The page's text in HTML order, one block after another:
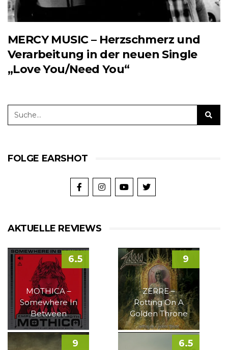
MERCY MUSIC – Herzschmerz und
Verarbeitung in der neuen Single
„Love You/Need You“
FOLGE EARSHOT
AKTUELLE REVIEWS
MOTHICA –
Somewhere In
Between
6.5
ZERRE –
Rotting On A
Golden Throne
9
9 6.5